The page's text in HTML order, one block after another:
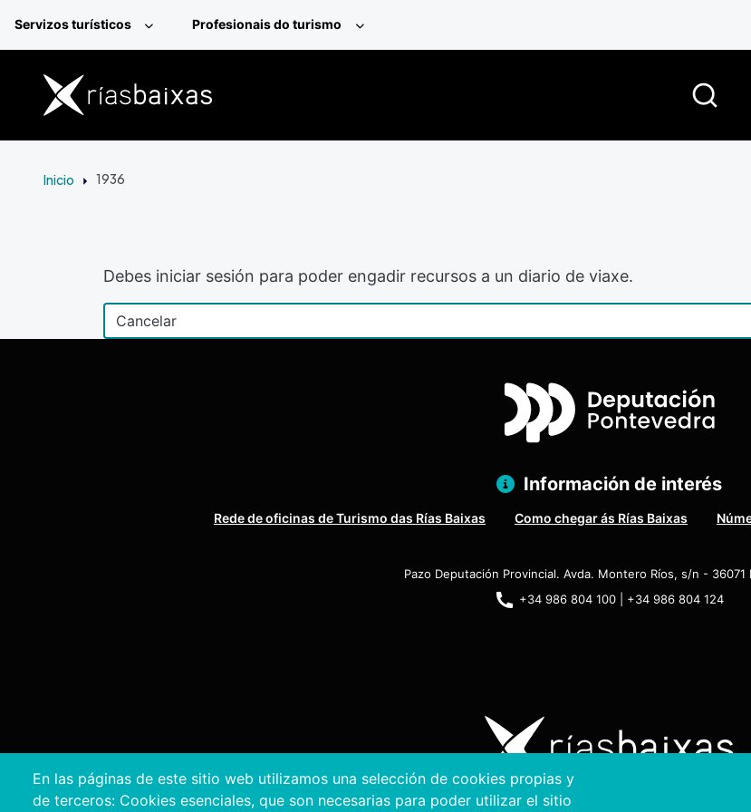
Servizos turísticos Profesionais do turismo
Inicio 1936
Debes iniciar sesión para poder engadir recursos a un diario de viaxe.
En las páginas de este sitio web utilizamos una selección de cookies propias y
de terceros: Cookies esenciales, que son necesarias para poder utilizar el sitio
Información de interés
Rede de oficinas de Turismo das Rías Baixas Como chegar ás Rías Baixas
Pazo Deputación Provincial. Avda. Montero Ríos, s/n - 36071
+34 986 804 100 | +34 986 804 124